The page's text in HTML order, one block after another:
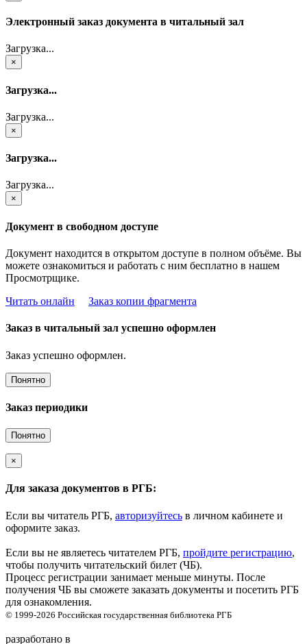
Электронный заказ документа в читальный зал
Загрузка...
×
Загрузка...
Загрузка...
×
Загрузка...
Загрузка...
×
Документ в свободном доступе
Документ находится в открытом доступе в полном объёме. Вы
можете ознакомиться и работать с ним бесплатно в нашем
Просмотрщике.
Читать онлайн
Заказ копии фрагмента
Заказ в читальный зал успешно оформлен
Заказ успешно оформлен.
Понятно
Заказ периодики
Понятно
×
Для заказа документов в РГБ:
Если вы читатель РГБ, авторизуйтесь в личном кабинете и
оформите заказ.
Если вы не являетесь читателем РГБ, пройдите регистрацию,
чтобы получить читательский билет (ЧБ).
Процесс регистрации занимает меньше минуты. После
получения ЧБ вы сможете заказать документы и посетить РГБ
для ознакомления.
© 1999-2026 Российская государственная библиотека РГБ
разработано в